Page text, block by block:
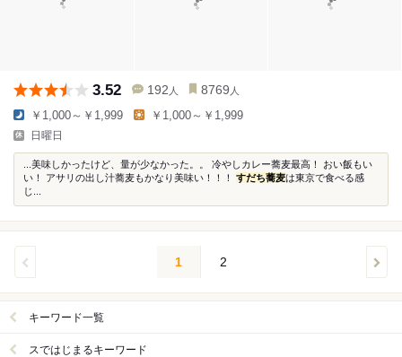
3.52 192 人 8769 人
￥1,000～￥1,999 ￥1,000～￥1,999
日曜日
...美味しかったけど、量が少なかった。。 冷やしカレー蕎麦最高！ おい飯もい
い！ アサリの出し汁蕎麦もかなり美味い！！！ すだち蕎麦は東京で食べる感
じ...
1 2
キーワード一覧
スではじまるキーワード